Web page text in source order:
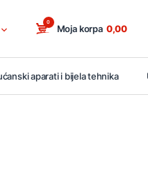
Moja korpa
0
0,00
aparati i bijela tehnika